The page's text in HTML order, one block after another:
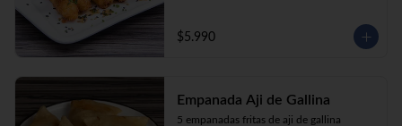
$5.990
Empanada Aji de Gallina
5 empanadas fritas de aji de gallina